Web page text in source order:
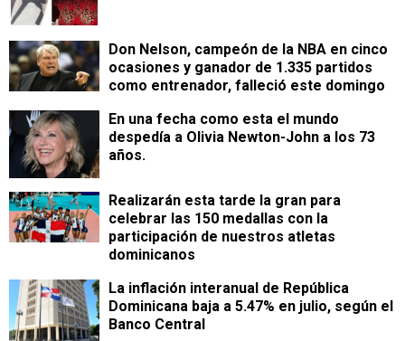
Don Nelson, campeón de la NBA en cinco
ocasiones y ganador de 1.335 partidos
como entrenador, falleció este domingo
En una fecha como esta el mundo
despedía a Olivia Newton-John a los 73
años.
Realizarán esta tarde la gran para
celebrar las 150 medallas con la
participación de nuestros atletas
dominicanos
La inflación interanual de República
Dominicana baja a 5.47% en julio, según el
Banco Central